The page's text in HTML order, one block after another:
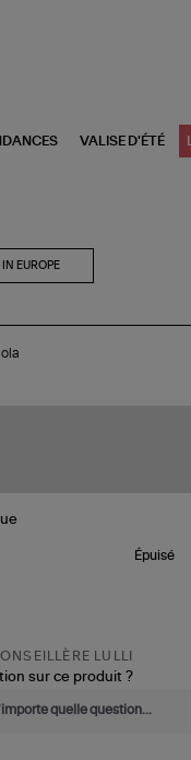
VALISE D'ÉTÉ
IN EUROPE
Épuisé
LULLI
sur ce produit ?